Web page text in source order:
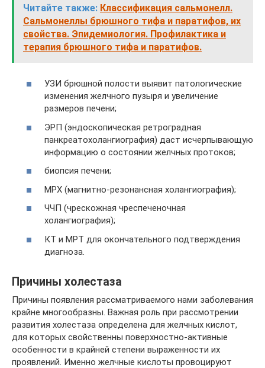
Читайте также: Классификация сальмонелл.
Сальмонеллы брюшного тифа и паратифов, их
свойства. Эпидемиология. Профилактика и
терапия брюшного тифа и паратифов.
УЗИ брюшной полости выявит патологические
изменения желчного пузыря и увеличение
размеров печени;
ЭРП (эндоскопическая ретроградная
панкреатохолангиография) даст исчерпывающую
информацию о состоянии желчных протоков;
биопсия печени;
МРХ (магнитно-резонансная холангиография);
ЧЧП (чрескожная чреспеченочная
холангиография);
КТ и МРТ для окончательного подтверждения
диагноза.
Причины холестаза
Причины появления рассматриваемого нами заболевания
крайне многообразны. Важная роль при рассмотрении
развития холестаза определена для желчных кислот,
для которых свойственны поверхностно-активные
особенности в крайней степени выраженности их
проявлений. Именно желчные кислоты провоцируют